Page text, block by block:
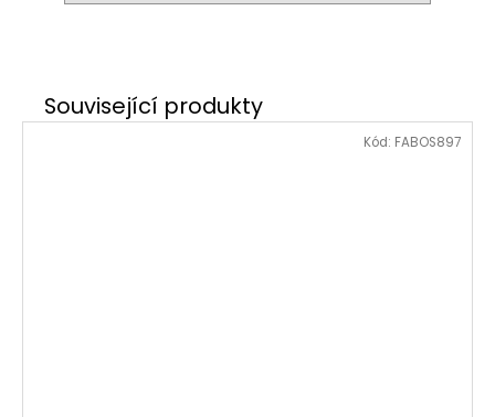
Kód: FABOS897